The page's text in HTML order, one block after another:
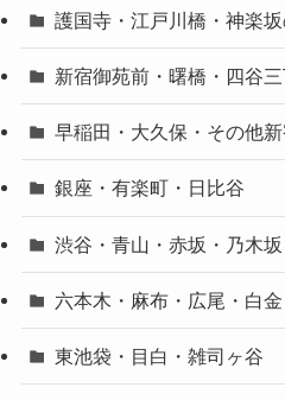
護国寺・江戸川橋・神楽
新宿御苑前・曙橋・四谷三
早稲田・大久保・その他
銀座・有楽町・日比谷
渋谷・青山・赤坂・乃木坂
六本木・麻布・広尾・白金
東池袋・目白・雑司ヶ谷